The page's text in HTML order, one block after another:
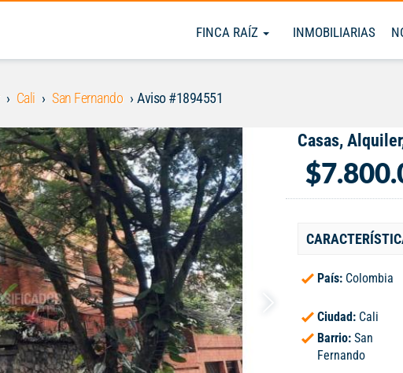
FINCA RAÍZ INMOBILIARIAS
Cali San Fernando Aviso #1894551
Casas,
País: Colombia
Ciudad: Cali
Barrio: San
Fernando